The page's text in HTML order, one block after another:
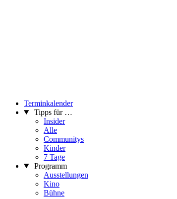
Terminkalender
Tipps für …
Insider
Alle
Communitys
Kinder
7 Tage
Programm
Ausstellungen
Kino
Bühne